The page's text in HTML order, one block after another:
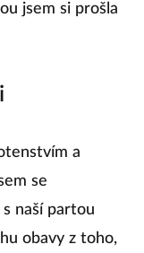
jsem si prošla
a
se
naší partou
obavy z toho,